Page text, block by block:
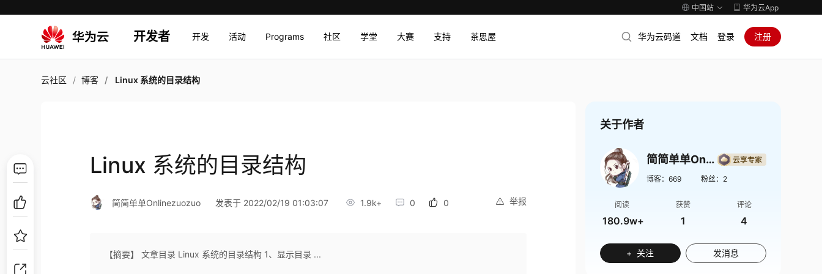
中国站 华为云App
开发者 开发 活动 Programs 社区 学堂 大赛 支持 茶思屋 华为云码道 文档 登录 注册
云社区 博客 Linux 系统的目录结构
Linux 系统的目录结构
举报
简简单单Onlinezuozuo 发表于 2022/02/19 01:03:07 1.9k+ 0 0
【摘要】 文章目录 Linux 系统的目录结构 1、显示目录 ...
关于作者
简简单单Onlinezuozuo
博客： 669 粉丝： 2
阅读
180.9w+
获赞
1
评论
4
+ 关注 发消息